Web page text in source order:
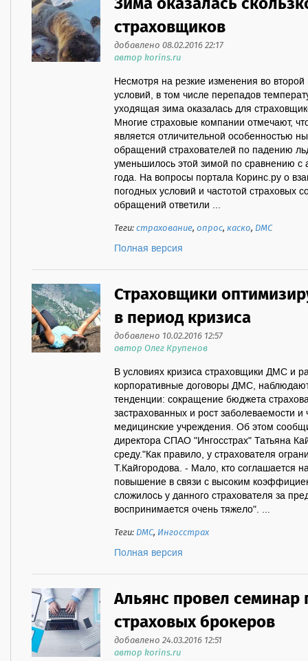
страховщиков
добавлено 08.02.2016 22:17
автор korins.ru
Несмотря на резкие изменения во
условий, в том числе перепадов
уходящая зима оказалась для
Многие страховые компании отмечают,
является отличительной особенностью
обращений страхователей по падению
уменьшилось этой зимой по сравнению
года. На вопросы портала Коринс.ру о
погодных условий и частотой страховых
обращений ответили ...
Теги:страхование,опрос,каско, ДМС
Полная версия
Страховщики
в период кризиса
добавлено 10.02.2016 12:57
автор Олег Крупенов
В условиях кризиса страховщики ДМС и
корпоративные договоры ДМС,
тенденции: сокращение бюджета
застрахованных и рост заболеваемости
медицинские учреждения. Об этом
директора СПАО "Ингосстрах" Татьяна
среду."Как правило, у страхователя
Т.Кайгородова. - Мало, кто соглашается
повышение в связи с высоким
сложилось у данного страхователя за
воспринимается очень тяжело". ...
Теги:ДМС, Ингосстрах
Полная версия
Альянс провел
страховых брокеров
добавлено 24.03.2016 12:51
автор korins.ru